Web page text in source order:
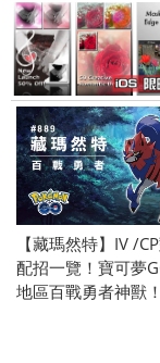
【藏瑪然特】IV /CP
配招一覽！寶可夢
地區百戰勇者神獸！